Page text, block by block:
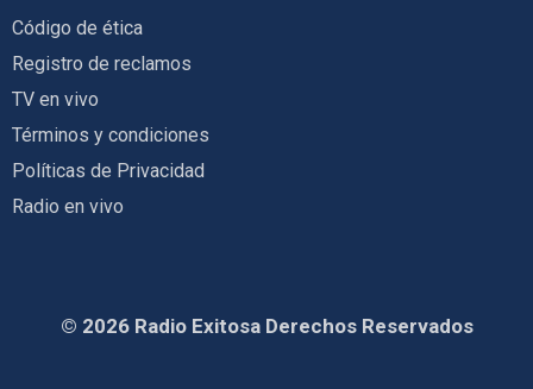
Código de ética
Registro de reclamos
TV en vivo
Términos y condiciones
Políticas de Privacidad
Radio en vivo
© 2026 Radio Exitosa Derechos Reservados